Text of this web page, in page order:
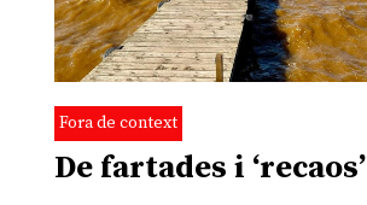
Fora de context
De fartades i ‘recaos’